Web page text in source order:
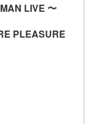
LIVE 〜
PLEASURE